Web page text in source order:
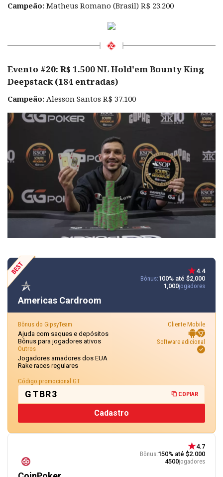
Campeão: Matheus Romano (Brasil) R$ 23.200
Evento #20: R$ 1.500 NL Hold'em Bounty King
Deepstack (184 entradas)
Campeão: Alesson Santos R$ 37.100
4.7
Bônus:150% até $2.000
4500jogadores
Americas Cardroom
4.4
Bônus:100% até $2,000
1,000jogadores
Bônus do GipsyTeam
Ajuda com saques e depósitos
Bônus para jogadores ativos
Outros
Jogadores amadores dos EUA
Rake races regulares
Cliente Mobile
Software adicional
Código promocional GT
GTBR3 COPIAR
Cadastro